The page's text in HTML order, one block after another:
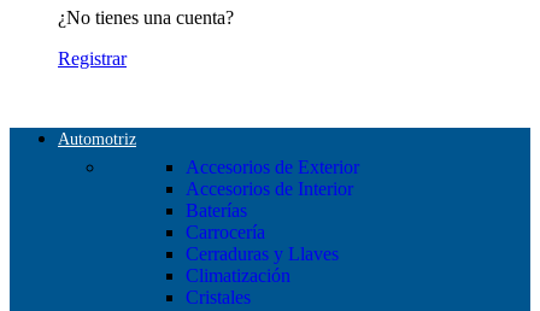
¿No tienes una cuenta?
Registrar
Automotriz
Accesorios de Exterior
Accesorios de Interior
Baterías
Carrocería
Cerraduras y Llaves
Climatización
Cristales